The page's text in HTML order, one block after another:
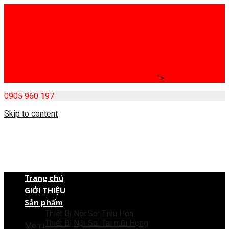
">
0905 960 197
Skip to content
Menu
Trang chủ
GIỚI THIỆU
Sản phẩm
Thiết Bị Nội Soi Tiêu Hóa
Thiết Bị Nội Soi Tai mũi Họng